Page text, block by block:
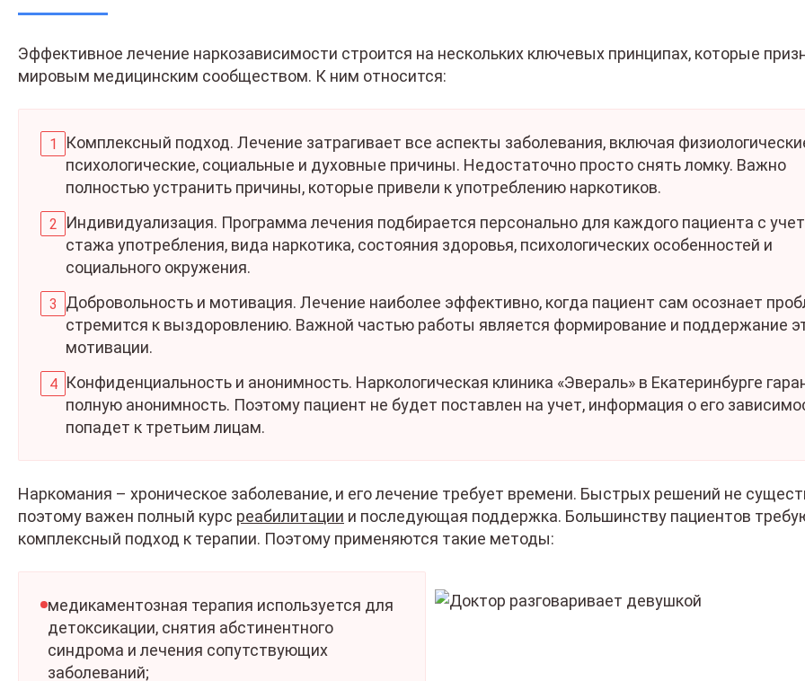
Эффективное лечение наркозависимости строится на нескольких ключевых принципах, которые
мировым медицинским сообществом. К ним относится:
Комплексный подход. Лечение затрагивает все аспекты заболевания, включая
психологические, социальные и духовные причины. Недостаточно просто снять ломку. Важно
полностью устранить причины, которые привели к употреблению наркотиков.
Индивидуализация. Программа лечения подбирается персонально для каждого пациента с
стажа употребления, вида наркотика, состояния здоровья, психологических особенностей и
социального окружения.
Добровольность и мотивация. Лечение наиболее эффективно, когда пациент сам осознает
стремится к выздоровлению. Важной частью работы является формирование и поддержание
мотивации.
Конфиденциальность и анонимность. Наркологическая клиника «Эвераль» в Екатеринбурге
полную анонимность. Поэтому пациент не будет поставлен на учет, информация о его
попадет к третьим лицам.
Наркомания – хроническое заболевание, и его лечение требует времени. Быстрых решений не
поэтому важен полный курс реабилитации и последующая поддержка. Большинству пациентов
комплексный подход к терапии. Поэтому применяются такие методы:
медикаментозная терапия используется для
детоксикации, снятия абстинентного
синдрома и лечения сопутствующих
заболеваний;